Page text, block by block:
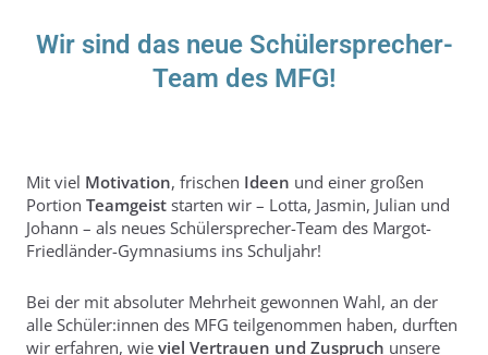
Wir sind das neue Schülersprecher-
Team des MFG!
Mit viel Motivation, frischen Ideen und einer großen
Portion Teamgeiststarten wir – Lotta, Jasmin, Julian und
Johann – als neues Schülersprecher-Team des Margot-
Friedländer-Gymnasiums ins Schuljahr!
Bei der mit absoluter Mehrheit gewonnen Wahl, an der
alle Schüler:innen des MFG teilgenommen haben, durften
wir erfahren, wie viel Vertrauen und Zuspruch unsere